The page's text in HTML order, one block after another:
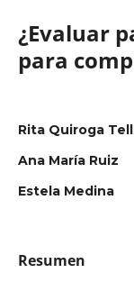
¿Evaluar
para
Rita Quiroga
Ana María Ruiz
Estela Medina
Resumen